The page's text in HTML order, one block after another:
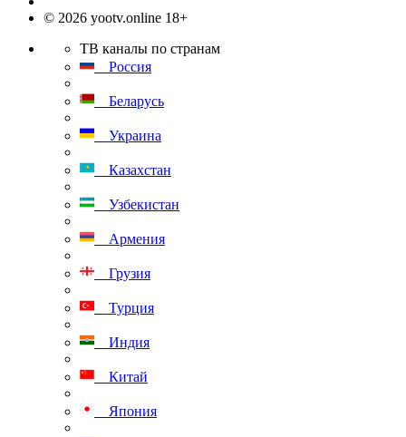
© 2026 yootv.online 18+
ТВ каналы по странам
Россия
Беларусь
Украина
Казахстан
Узбекистан
Армения
Грузия
Турция
Индия
Китай
Япония